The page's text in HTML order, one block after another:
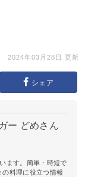
2024年03月28日 更新
シェア
ー どめさん
ます。簡単・時短で
料理に役立つ情報